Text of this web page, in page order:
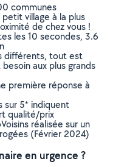
communes
village à la plus
de chez vous !
les 10 secondes, 3.6
différents, tout est
aux plus grands
première réponse à
sur 5* indiquent
qualité/prix
réalisée sur un
(Février 2024)
en urgence ?